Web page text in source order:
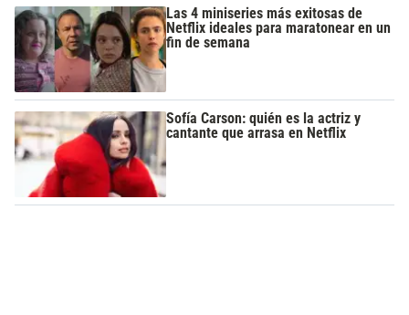
Las 4 miniseries más exitosas de
Netflix ideales para maratonear en un
fin de semana
Sofía Carson: quién es la actriz y
cantante que arrasa en Netflix